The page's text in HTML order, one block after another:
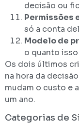
decisão ou
Permissões
só a conta
Modelo de
o quanto
Os dois últimos
na hora da
mudam o custo e
um ano.
Categorias de